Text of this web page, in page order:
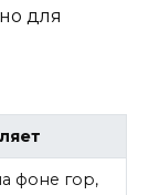
для
фоне гор,